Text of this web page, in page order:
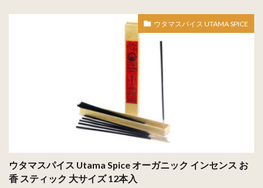
ウタマスパイス UTAMA SPICE
ウタマスパイス Utama Spice オーガニック インセンス お
香 スティック 大サイズ 12本入